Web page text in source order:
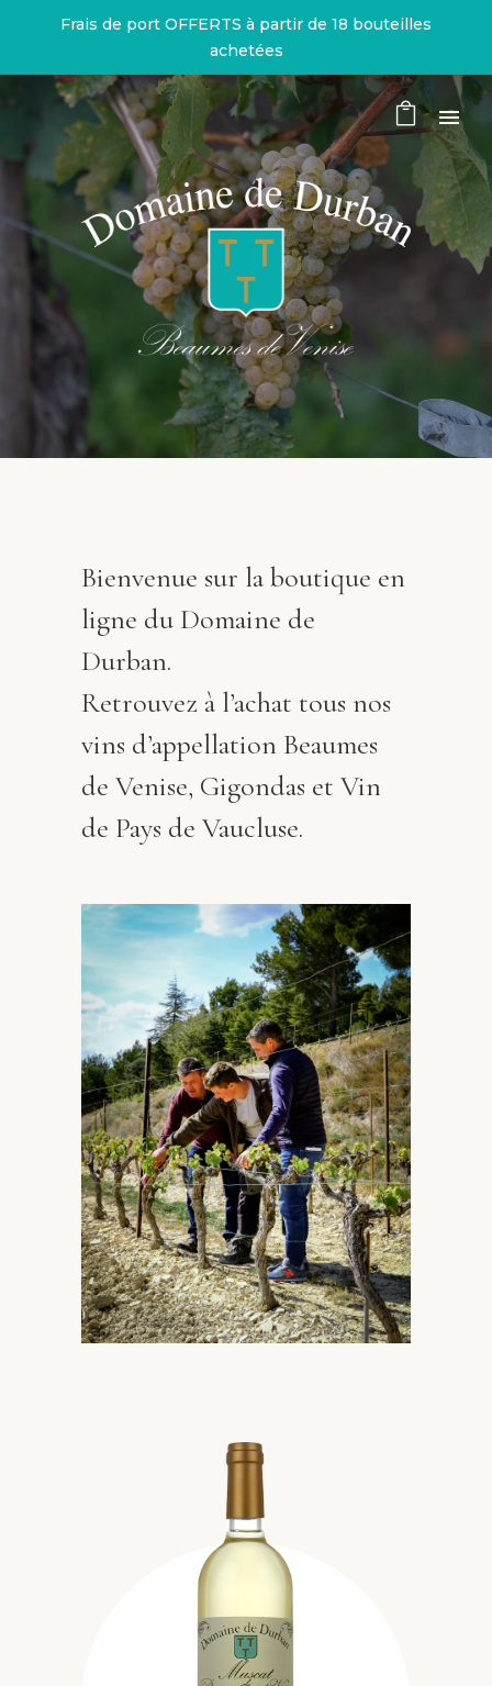
Frais de port OFFERTS à partir de 18 bouteilles
achetées
Bienvenue sur la boutique en
ligne du Domaine de
Durban.
Retrouvez à l’achat tous nos
vins d’appellation Beaumes
de Venise, Gigondas et Vin
de Pays de Vaucluse.